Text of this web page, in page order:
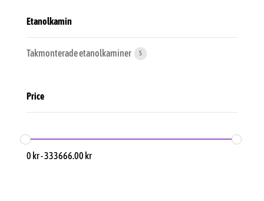
Etanolkamin
Takmonterade etanolkaminer 5
Price
0 kr-333666.00 kr